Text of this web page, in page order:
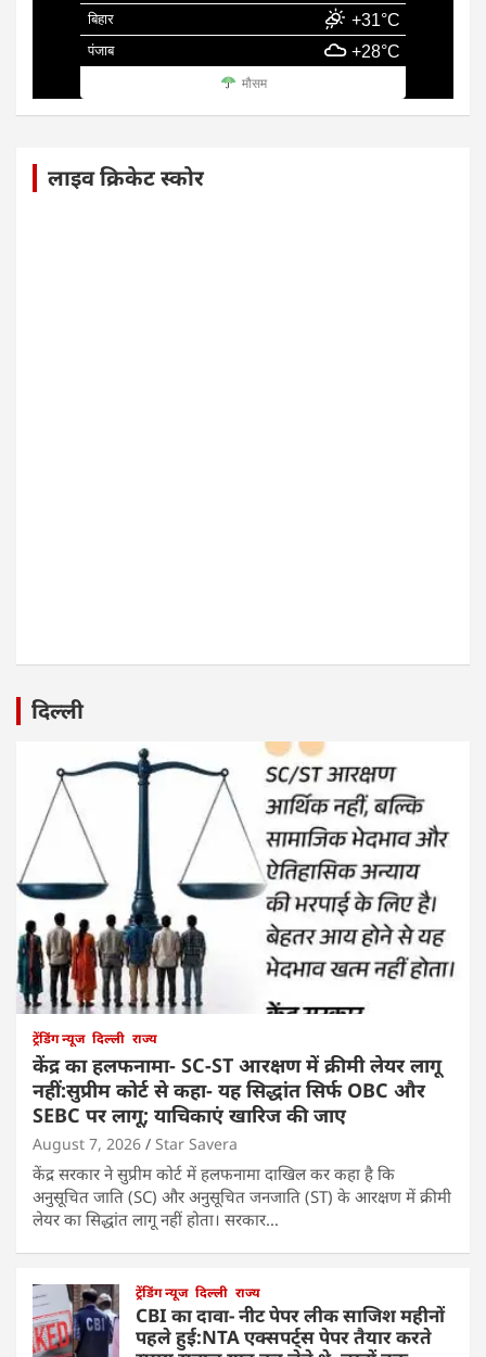
बिहार +31°C
पंजाब +28°C
मौसम
लाइव क्रिकेट स्कोर
दिल्ली
ट्रेंडिंग न्यूज दिल्ली राज्य
केंद्र का हलफनामा- SC-ST आरक्षण में क्रीमी लेयर लागू
नहीं:सुप्रीम कोर्ट से कहा- यह सिद्धांत सिर्फ OBC और
SEBC पर लागू; याचिकाएं खारिज की जाए
August 7, 2026 Star Savera
केंद्र सरकार ने सुप्रीम कोर्ट में हलफनामा दाखिल कर कहा है कि
अनुसूचित जाति (SC) और अनुसूचित जनजाति (ST) के आरक्षण में क्रीमी
लेयर का सिद्धांत लागू नहीं होता। सरकार…
ट्रेंडिंग न्यूज दिल्ली राज्य
CBI का दावा- नीट पेपर लीक साजिश महीनों
पहले हुई:NTA एक्सपर्ट्स पेपर तैयार करते